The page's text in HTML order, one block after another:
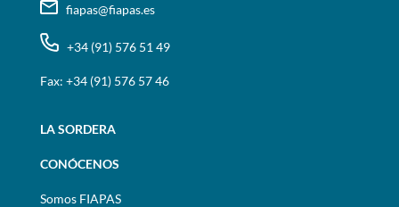
fiapas@fiapas.es
+34 (91) 576 51 49
Fax: +34 (91) 576 57 46
LA SORDERA
CONÓCENOS
Somos FIAPAS